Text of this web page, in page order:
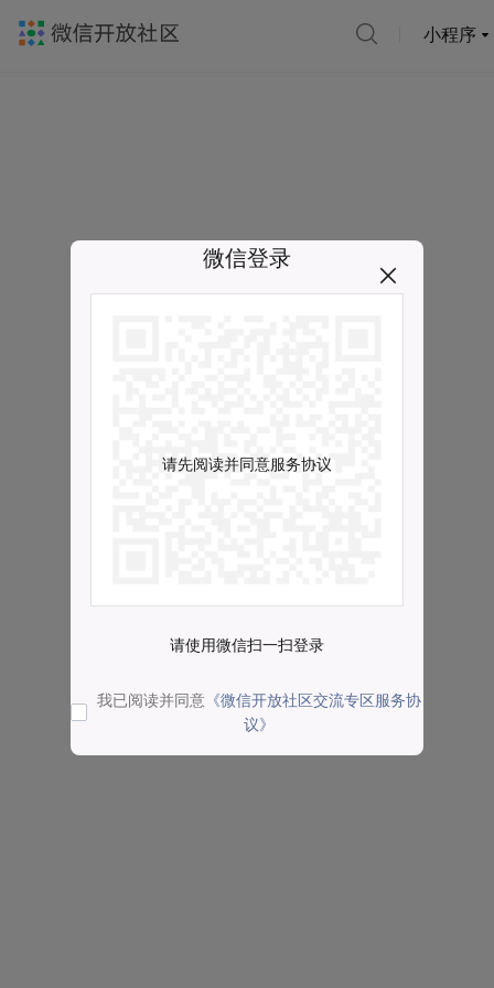
小程序
微信登录
请先阅读并同意服务协议
请使用微信扫一扫登录
我已阅读并同意 《微信开放社区交流专区服务协
议》